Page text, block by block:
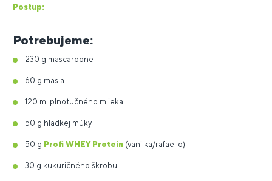
Postup:
Potrebujeme:
230 g mascarpone
60 g masla
120 ml plnotučného mlieka
50 g hladkej múky
50 g Profi WHEY Protein (vanilka/rafaello)
30 g kukuričného škrobu